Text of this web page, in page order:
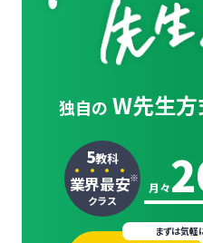
独自の W先生
5教科
業界最安※
クラス
月々
まずは気軽